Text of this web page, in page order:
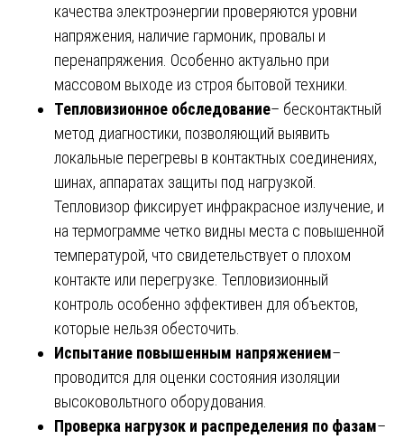
качества электроэнергии проверяются уровни
напряжения, наличие гармоник, провалы и
перенапряжения. Особенно актуально при
массовом выходе из строя бытовой техники.
Тепловизионное обследование– бесконтактный
метод диагностики, позволяющий выявить
локальные перегревы в контактных соединениях,
шинах, аппаратах защиты под нагрузкой.
Тепловизор фиксирует инфракрасное излучение, и
на термограмме четко видны места с повышенной
температурой, что свидетельствует о плохом
контакте или перегрузке. Тепловизионный
контроль особенно эффективен для объектов,
которые нельзя обесточить.
Испытание повышенным напряжением–
проводится для оценки состояния изоляции
высоковольтного оборудования.
Проверка нагрузок и распределения по фазам–